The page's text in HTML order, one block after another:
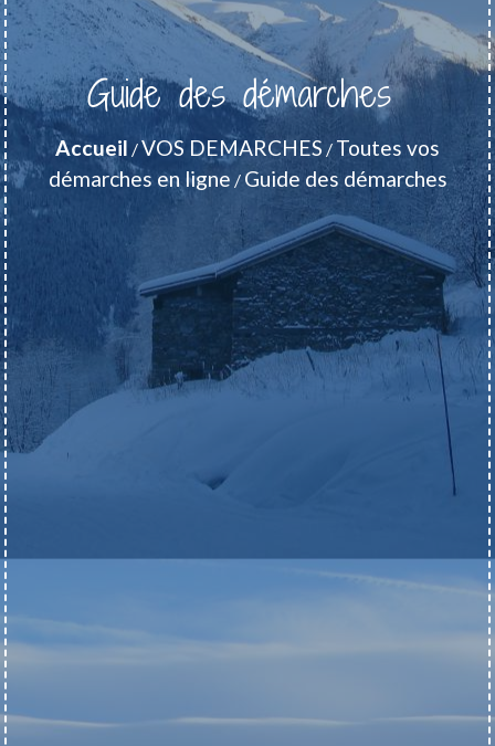
Guide des démarches
Accueil /VOS DEMARCHES / Toutes vos
démarches en ligne / Guide des démarches